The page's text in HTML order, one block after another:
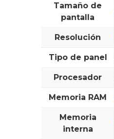
Tamaño de
pantalla
Resolución
Tipo de panel
Procesador
Memoria RAM
Memoria
interna